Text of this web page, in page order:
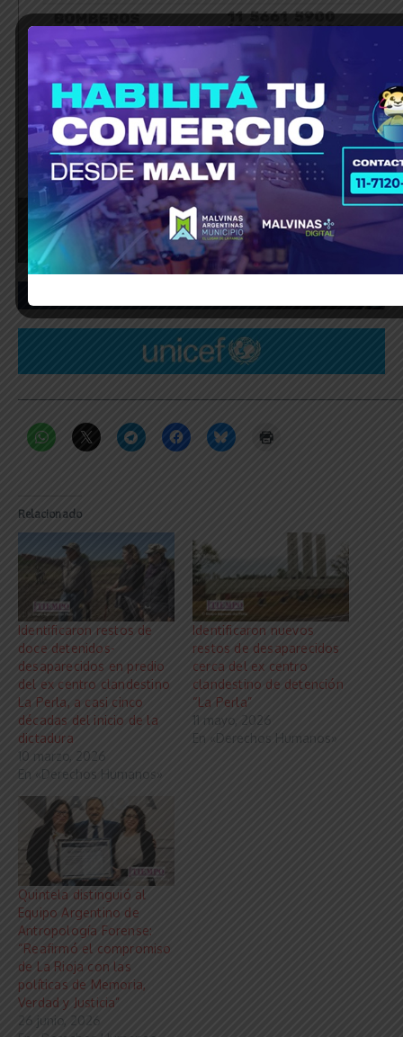
Relacionado
Identificaron restos de
doce detenidos-
desaparecidos en predio
del ex centro clandestino
La Perla, a casi cinco
décadas del inicio de la
dictadura
10 marzo, 2026
En «Derechos Humanos»
Identificaron nuevos
restos de desaparecidos
cerca del ex centro
clandestino de detención
“La Perla”
11 mayo, 2026
En «Derechos Humanos»
Quintela distinguió al
Equipo Argentino de
Antropología Forense:
“Reafirmó el compromiso
de La Rioja con las
políticas de Memoria,
Verdad y Justicia”
26 junio, 2026